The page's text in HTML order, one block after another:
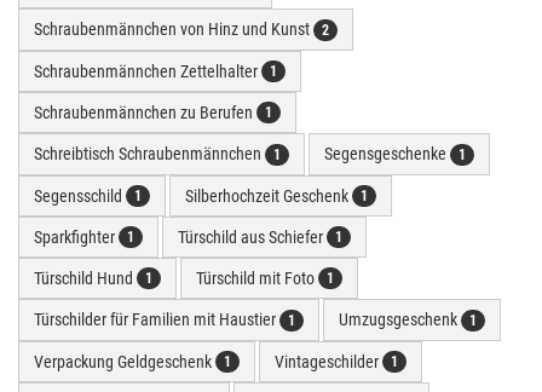
Schraubenmännchen von Hinz und Kunst 2
Schraubenmännchen Zettelhalter 1
Schraubenmännchen zu Berufen 1
Schreibtisch Schraubenmännchen 1 Segensgeschenke 1
Segensschild 1 Silberhochzeit Geschenk 1
Sparkfighter 1 Türschild aus Schiefer 1
Türschild Hund 1 Türschild mit Foto 1
Türschilder für Familien mit Haustier 1 Umzugsgeschenk 1
Verpackung Geldgeschenk 1 Vintageschilder 1